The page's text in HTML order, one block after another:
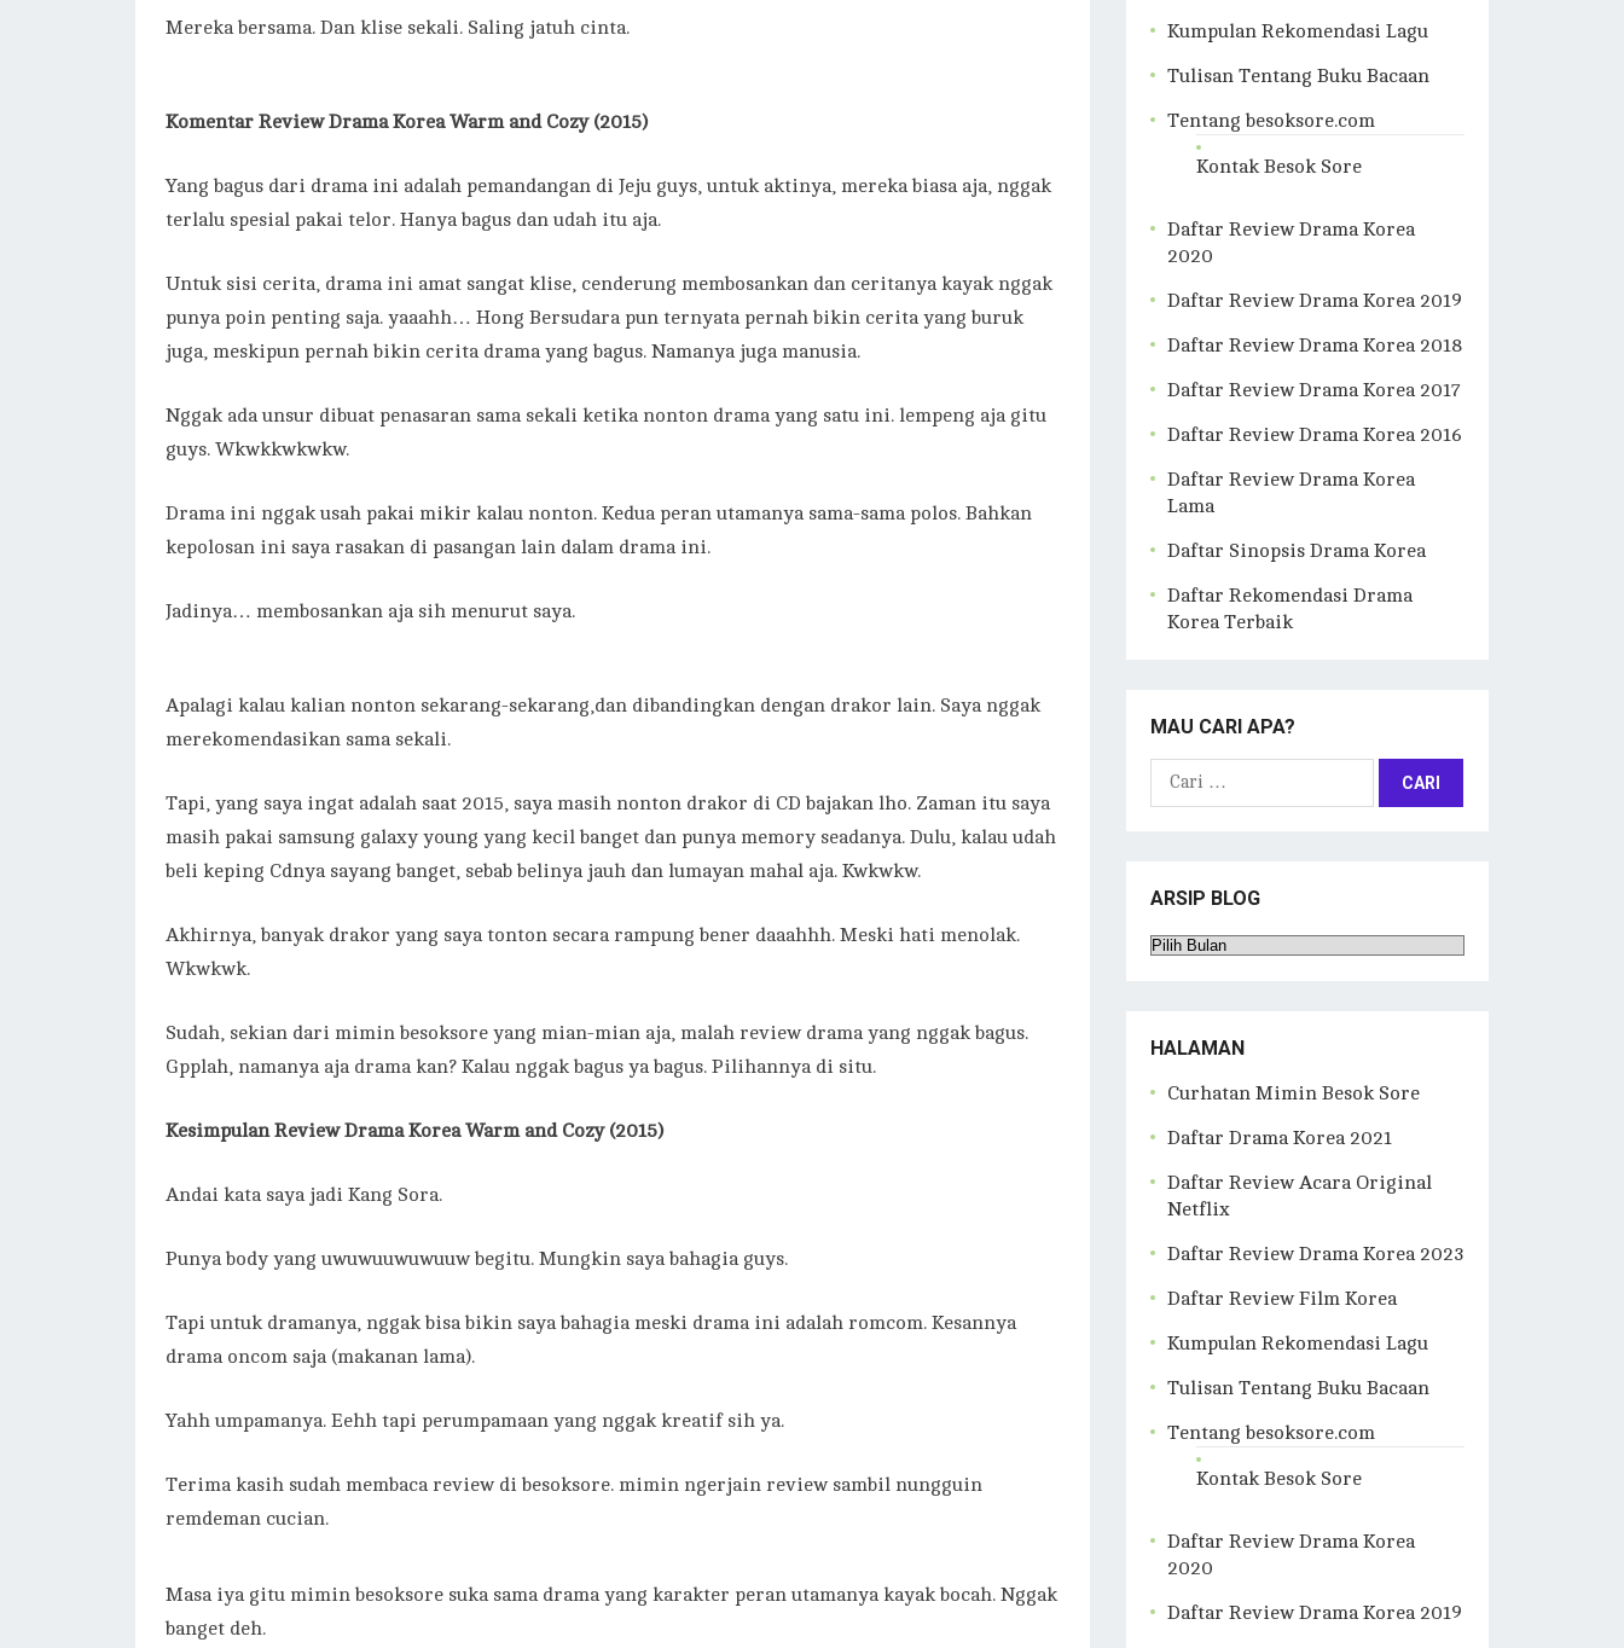
Mereka bersama. Dan klise sekali. Saling jatuh cinta.
Komentar Review Drama Korea Warm and Cozy (2015)
Yang bagus dari drama ini adalah pemandangan di Jeju guys, untuk aktinya, mereka biasa aja, nggak
terlalu spesial pakai telor. Hanya bagus dan udah itu aja.
Untuk sisi cerita, drama ini amat sangat klise, cenderung membosankan dan ceritanya kayak nggak
punya poin penting saja. yaaahh… Hong Bersudara pun ternyata pernah bikin cerita yang buruk
juga, meskipun pernah bikin cerita drama yang bagus. Namanya juga manusia.
Nggak ada unsur dibuat penasaran sama sekali ketika nonton drama yang satu ini. lempeng aja gitu
guys. Wkwkkwkwkw.
Drama ini nggak usah pakai mikir kalau nonton. Kedua peran utamanya sama-sama polos. Bahkan
kepolosan ini saya rasakan di pasangan lain dalam drama ini.
Jadinya… membosankan aja sih menurut saya.
Apalagi kalau kalian nonton sekarang-sekarang,dan dibandingkan dengan drakor lain. Saya nggak
merekomendasikan sama sekali.
Tapi, yang saya ingat adalah saat 2015, saya masih nonton drakor di CD bajakan lho. Zaman itu saya
masih pakai samsung galaxy young yang kecil banget dan punya memory seadanya. Dulu, kalau udah
beli keping Cdnya sayang banget, sebab belinya jauh dan lumayan mahal aja. Kwkwkw.
Akhirnya, banyak drakor yang saya tonton secara rampung bener daaahhh. Meski hati menolak.
Wkwkwk.
Sudah, sekian dari mimin besoksore yang mian-mian aja, malah review drama yang nggak bagus.
Gpplah, namanya aja drama kan? Kalau nggak bagus ya bagus. Pilihannya di situ.
Kesimpulan Review Drama Korea Warm and Cozy (2015)
Andai kata saya jadi Kang Sora.
Punya body yang uwuwuuwuwuuw begitu. Mungkin saya bahagia guys.
Tapi untuk dramanya, nggak bisa bikin saya bahagia meski drama ini adalah romcom. Kesannya
drama oncom saja (makanan lama).
Yahh umpamanya. Eehh tapi perumpamaan yang nggak kreatif sih ya.
Terima kasih sudah membaca review di besoksore. mimin ngerjain review sambil nungguin
remdeman cucian.
Masa iya gitu mimin besoksore suka sama drama yang karakter peran utamanya kayak bocah. Nggak
banget deh.
Kumpulan Rekomendasi Lagu
Tulisan Tentang Buku Bacaan
Tentang besoksore.com
Kontak Besok Sore
Daftar Review Drama Korea
2020
Daftar Review Drama Korea 2019
Daftar Review Drama Korea 2018
Daftar Review Drama Korea 2017
Daftar Review Drama Korea 2016
Daftar Review Drama Korea
Lama
Daftar Sinopsis Drama Korea
Daftar Rekomendasi Drama
Korea Terbaik
MAU CARI APA?
Cari
ARSIP BLOG
Arsip
HALAMAN
Curhatan Mimin Besok Sore
Daftar Drama Korea 2021
Daftar Review Acara Original
Netflix
Daftar Review Drama Korea 2023
Daftar Review Film Korea
Kumpulan Rekomendasi Lagu
Tulisan Tentang Buku Bacaan
Tentang besoksore.com
Kontak Besok Sore
Daftar Review Drama Korea
2020
Daftar Review Drama Korea 2019